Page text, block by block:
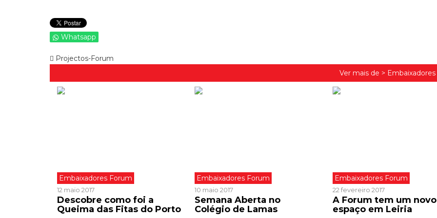
Whatsapp
Projectos-Forum
Ver mais de >
Embaixadores Forum
12 maio 2017
Descobre como foi a
Queima das Fitas do Porto
Embaixadores Forum
10 maio 2017
Semana Aberta no
Colégio de Lamas
Embaixadores Forum
22 fevereiro 2017
A Forum tem um novo
espaço em Leiria